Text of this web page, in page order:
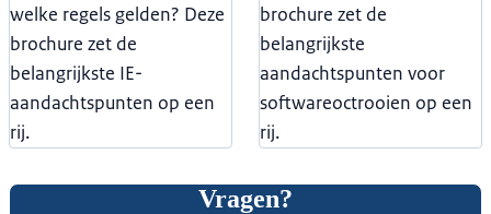
welke regels gelden? Deze
brochure zet de
belangrijkste IE-
aandachtspunten op een
rij.
brochure zet de
belangrijkste
aandachtspunten voor
softwareoctrooien op een
rij.
Vragen?